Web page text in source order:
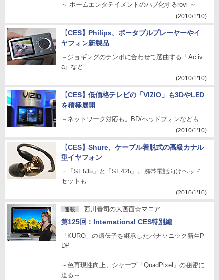
～ ホームエンタテイメントのハブ化するrovi ～
(2010/1/10)
【CES】Philips、ポータブルプレーヤーやイ
ヤフォン新製品
－ジョギングのテンポに合わせて選曲する「Activ
a」など
(2010/1/10)
【CES】低価格テレビの「VIZIO」も3DやLED
を積極展開
－ネットワーク対応も。BD/ヘッドフォンなども
(2010/1/10)
【CES】Shure、ケーブル着脱式の高級カナル
型イヤフォン
－「SE535」と「SE425」。携帯電話向けヘッド
セットも
(2010/1/10)
連載 西川善司の大画面☆マニア
第125回：International CES特別編
「KURO」の遺伝子を継承したパナソニック新生P
DP
～色再現性向上、シャープ「QuadPixel」の秘密に
迫る～